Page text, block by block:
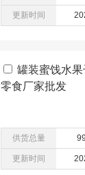
更新时间
罐装蜜饯水
零食厂家批发
供货总量
更新时间